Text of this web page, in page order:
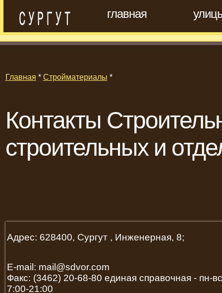
главная
Главная * Стройматериалы *
Контакты
строительных и
Адрес: 628400, Сургут , Инженерная, 8;
E-mail: mail@sdvor.com
Факс: (3462) 20-68-80 единая справочная - пн-вс
7:00-21:00